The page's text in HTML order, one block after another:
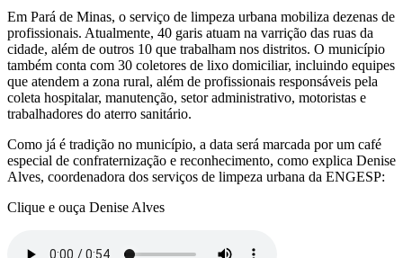
Em Pará de Minas, o serviço de limpeza urbana mobiliza dezenas de
profissionais. Atualmente, 40 garis atuam na varrição das ruas da
cidade, além de outros 10 que trabalham nos distritos. O município
também conta com 30 coletores de lixo domiciliar, incluindo equipes
que atendem a zona rural, além de profissionais responsáveis pela
coleta hospitalar, manutenção, setor administrativo, motoristas e
trabalhadores do aterro sanitário.
Como já é tradição no município, a data será marcada por um café
especial de confraternização e reconhecimento, como explica Denise
Alves, coordenadora dos serviços de limpeza urbana da ENGESP:
Clique e ouça Denise Alves